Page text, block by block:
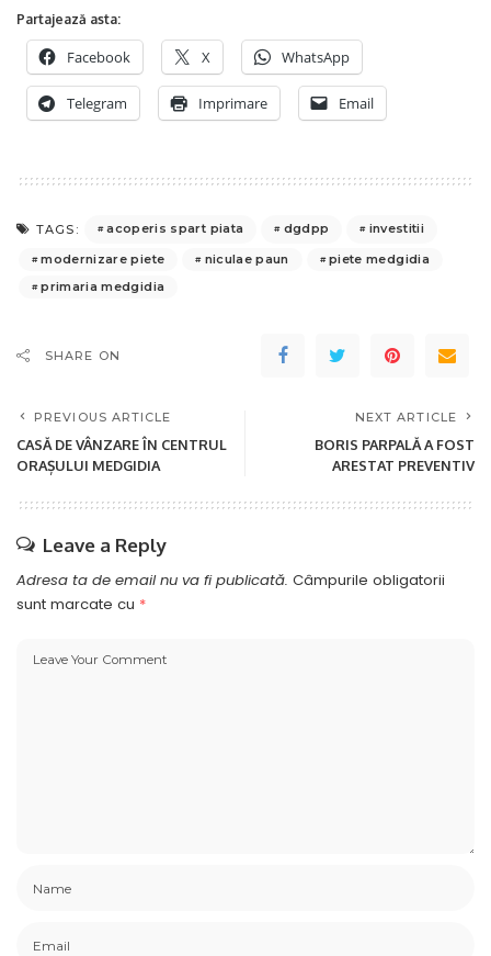
Partajează asta:
Facebook X WhatsApp
Telegram Imprimare Email
TAGS: acoperis spart piata dgdpp
investitii
modernizare piete
niculae paun
piete medgidia
primaria medgidia
SHARE ON
PREVIOUS ARTICLE
CASĂ DE VÂNZARE ÎN CENTRUL
ORAȘULUI MEDGIDIA
NEXT ARTICLE
BORIS PARPALĂ A FOST
ARESTAT PREVENTIV
Leave a Reply
Adresa ta de email nu va fi publicată. Câmpurile obligatorii
sunt marcate cu *